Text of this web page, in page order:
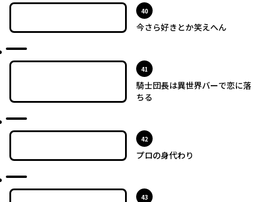
40位
今さら好きとか笑えへん
41 位
騎士団長は異世界バーで恋に落
ちる
42位
プロの身代わり
43位